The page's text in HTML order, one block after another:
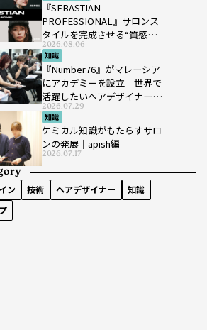
『SEBASTIAN
PROFESSIONAL』サロンス
タイルを完成させる“質感設
計”という新提案
2026.08.06
知識
『Number76』がマレーシア
にアカデミーを設立 世界で
活躍したいヘアデザイナーを
育成
2026.07.29
知識
ケミカル知識がもたらすサロ
ンの発展｜apish編
2026.07.17
ン 技術 ヘアデザイナー
知識